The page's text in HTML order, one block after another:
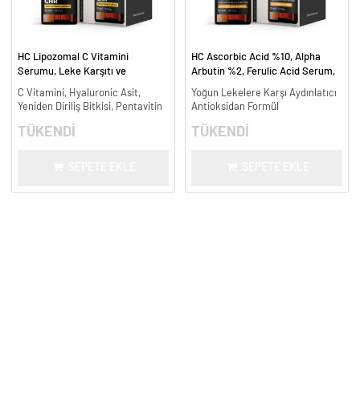
HC Lipozomal C Vitamini
Serumu, Leke Karşıtı ve
C Vitamini, Hyaluronic Asit,
Yeniden Diriliş Bitkisi, Pentavitin
TÜKENDİ
HC Ascorbic Acid %10, Alpha
Arbutin %2, Ferulic Acid Serum,
ml.
Yoğun Lekelere Karşı Aydınlatıcı
Antioksidan Formül
TÜKENDİ